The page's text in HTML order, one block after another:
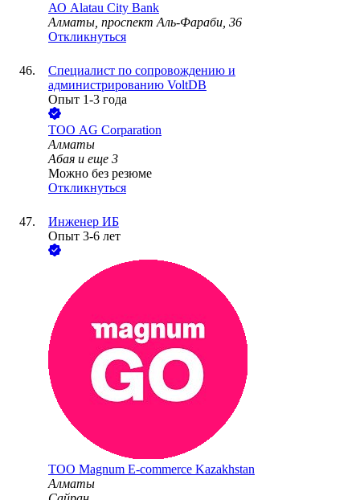
АО Alatau City Bank
Алматы, проспект Аль-Фараби, 36
Откликнуться
Специалист по сопровождению и
администрированию VoltDB
Опыт 1-3 года
ТОО AG Corparation
Алматы
Абая и еще 3
Можно без резюме
Откликнуться
Инженер ИБ
Опыт 3-6 лет
ТОО Magnum E-commerce Kazakhstan
Алматы